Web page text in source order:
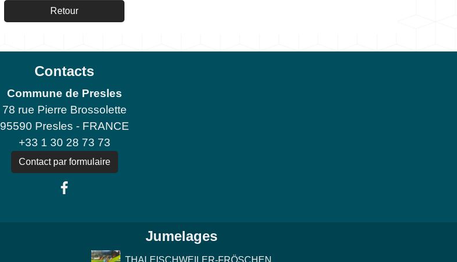
Retour
Contacts
Commune de Presles
78 rue Pierre Brossolette
95590 Presles - FRANCE
+33 1 30 28 73 73
Contact par formulaire
Jumelages
THALEISCHWEILER-FRÖSCHEN